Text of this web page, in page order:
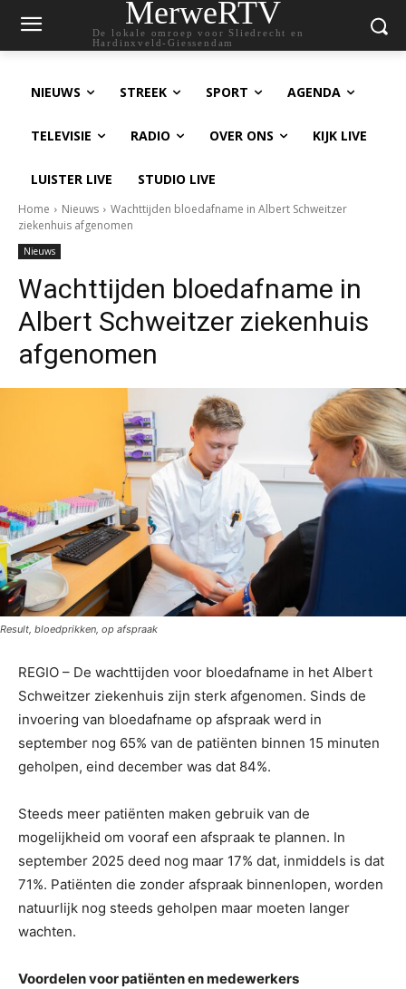
MerweRTV
De lokale omroep voor Sliedrecht en
Hardinxveld-Giessendam
NIEUWS STREEK SPORT AGENDA
TELEVISIE RADIO OVER ONS KIJK LIVE
LUISTER LIVE STUDIO LIVE
Home Nieuws
Wachttijden bloedafname in Albert Schweitzer
ziekenhuis afgenomen
Nieuws
Wachttijden bloedafname in
Albert Schweitzer ziekenhuis
afgenomen
Result, bloedprikken, op afspraak
REGIO – De wachttijden voor bloedafname in het Albert
Schweitzer ziekenhuis zijn sterk afgenomen. Sinds de
invoering van bloedafname op afspraak werd in
september nog 65% van de patiënten binnen 15 minuten
geholpen, eind december was dat 84%.
Steeds meer patiënten maken gebruik van de
mogelijkheid om vooraf een afspraak te plannen. In
september 2025 deed nog maar 17% dat, inmiddels is dat
71%. Patiënten die zonder afspraak binnenlopen, worden
natuurlijk nog steeds geholpen maar moeten langer
wachten.
Voordelen voor patiënten en medewerkers